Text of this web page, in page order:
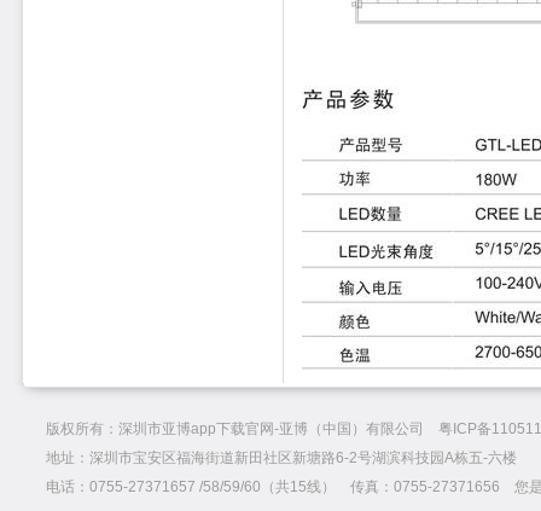
版权所有：深圳市亚博app下载官网-亚博（中国）有限公司 粤ICP备
地址：深圳市宝安区福海街道新田社区新塘路6-2号湖滨科技园A栋五-六楼
电话：0755-27371657 /58/59/60（共15线） 传真：0755-27371656 您